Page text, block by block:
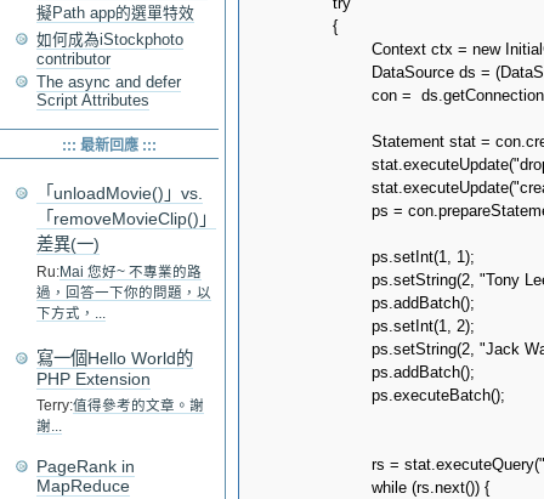
擬Path app的選單特效
如何成為iStockphoto
contributor
The async and defer
Script Attributes
::: 最新回應 :::
「unloadMovie()」vs.
「removeMovieClip()」
差異(一)
Ru:Mai 您好~ 不專業的路
過，回答一下你的問題，以
下方式，...
寫一個Hello World的
PHP Extension
Terry:值得參考的文章。謝
謝...
PageRank in
MapReduce